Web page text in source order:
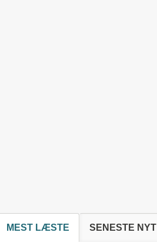
MEST LÆSTE SENESTE NYT